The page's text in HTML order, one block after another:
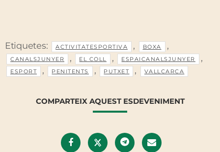
Etiquetes: ACTIVITATESPORTIVA , BOXA ,
CANALSJUNYER , EL COLL , ESPAICANALSJUNYER ,
ESPORT , PENITENTS , PUTXET , VALLCARCA
COMPARTEIX AQUEST ESDEVENIMENT